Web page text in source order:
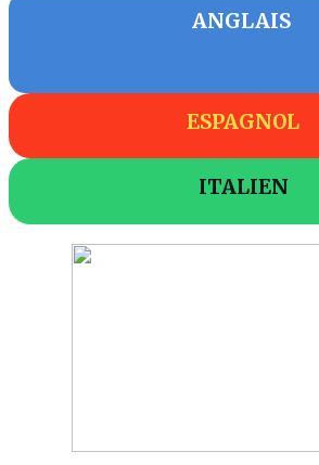
ANGLAIS
ESPAGNOL
ITALIEN